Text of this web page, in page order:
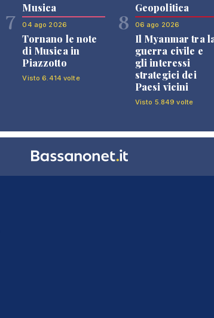
7
Musica
04 ago 2026
Tornano le note
di Musica in
Piazzotto
Visto 6.414 volte
8
Geopolitica
06 ago 2026
Il Myanmar tra
guerra civile e
gli interessi
strategici dei
Paesi vicini
Visto 5.849 volte